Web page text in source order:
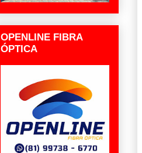
OPENLINE FIBRA
ÓPTICA